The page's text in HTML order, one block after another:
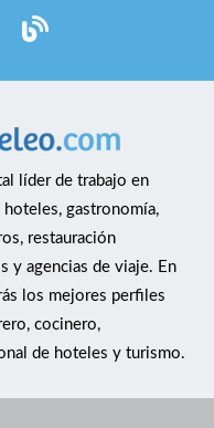
líder de trabajo en
gastronomía,
restauración
y agencias de viaje. En
los mejores perfiles
cocinero,
de hoteles y turismo.